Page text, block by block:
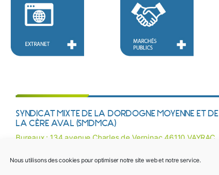
Nous utilisons des cookies pour optimiser notre site web et notre service.
SYNDICAT MIXTE DE LA DORDOGNE MOYENNE ET DE
LA CÈRE AVAL (SMDMCA)
Bureaux : 134 avenue Charles de Verninac 46110 VAYRAC